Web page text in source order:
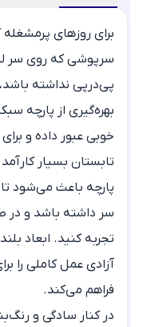
برای روزهای
سرپوشی که روی سر
پی‌درپی نداشته
بهره‌گیری از پارچه
خوبی عبور داده و
تابستان بسیار
پارچه باعث می‌شود
سر داشته باشد و در
تجربه کنید. ابعاد
آزادی عمل کاملی را
فراهم می‌کند.
در کنار سادگی و